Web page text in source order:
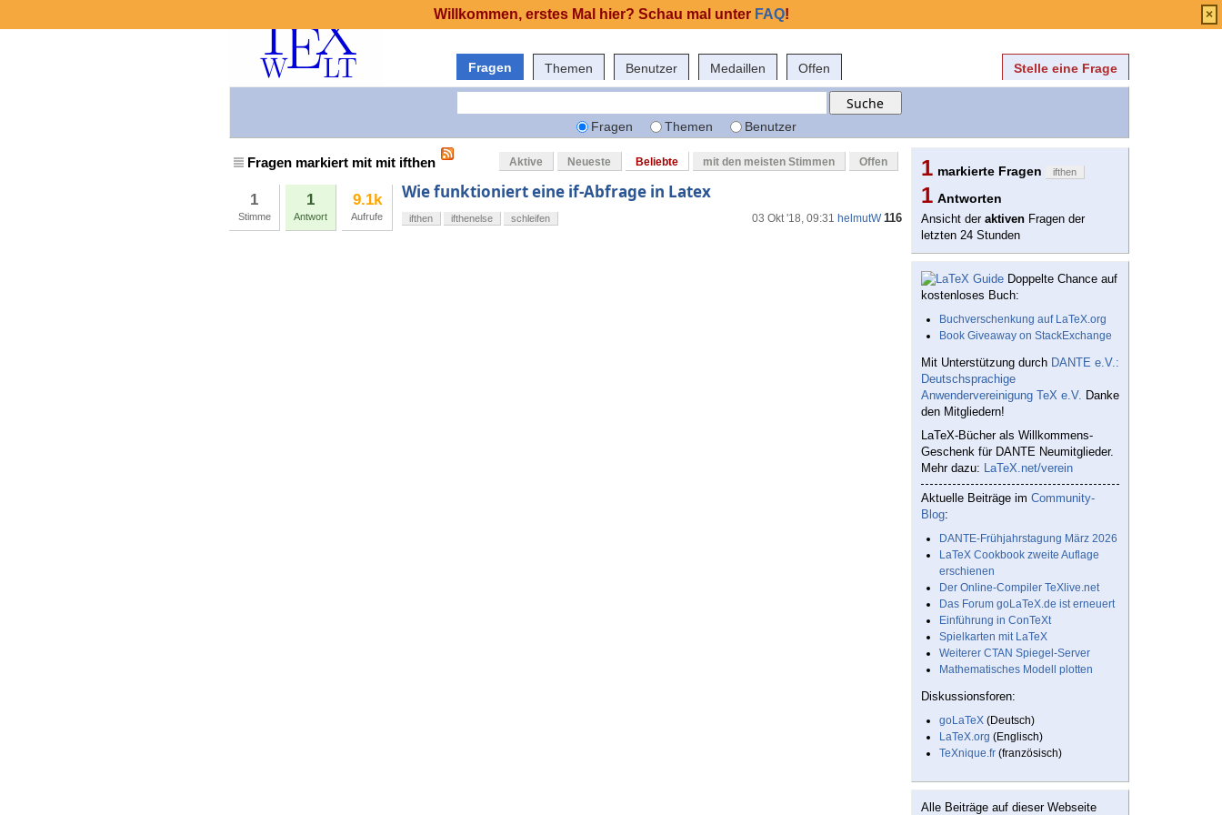
Fragen Themen Benutzer Medaillen Offen Stelle eine Frage
Fragen Themen Benutzer
Fragen markiert mit mit ifthen Aktive Neueste Beliebte mit den meisten Stimmen Offen
1
Stimme
1
Antwort
9.1k
Aufrufe
Wie funktioniert eine if-Abfrage in Latex
03 Okt '18, 09:31 helmutW 116
ifthen ifthenelse schleifen
1 markierte Fragen ifthen
1 Antworten
Ansicht der aktiven Fragen der
letzten 24 Stunden
Doppelte Chance auf
kostenloses Buch:
Buchverschenkung auf LaTeX.org
Book Giveaway on StackExchange
Mit Unterstützung durch DANTE e.V.:
Deutschsprachige
Anwendervereinigung TeX e.V. Danke
den Mitgliedern!
LaTeX-Bücher als Willkommens-
Geschenk für DANTE Neumitglieder.
Mehr dazu: LaTeX.net/verein
Aktuelle Beiträge im Community-
Blog:
DANTE-Frühjahrstagung März 2026
LaTeX Cookbook zweite Auflage
erschienen
Der Online-Compiler TeXlive.net
Das Forum goLaTeX.de ist erneuert
Einführung in ConTeXt
Spielkarten mit LaTeX
Weiterer CTAN Spiegel-Server
Mathematisches Modell plotten
Diskussionsforen:
goLaTeX (Deutsch)
LaTeX.org (Englisch)
TeXnique.fr (französisch)
Alle Beiträge auf dieser Webseite
Willkommen, erstes Mal hier? Schau mal unter FAQ! ×